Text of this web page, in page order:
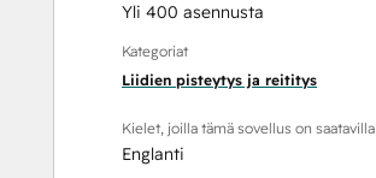
Yli 400 asennusta
Kategoriat
Liidien pisteytys ja reititys
Kielet, joilla tämä sovellus on saatavilla
Englanti